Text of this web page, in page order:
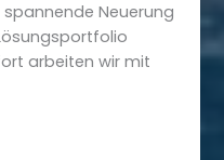
Neuerung
arbeiten wir mit